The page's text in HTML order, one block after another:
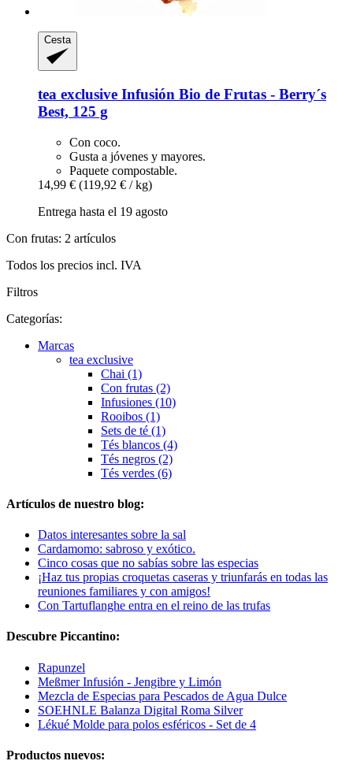
Cesta
tea exclusive Infusión Bio de Frutas -​ Berry´s
Best, 125 g
Con coco.
Gusta a jóvenes y mayores.
Paquete compostable.
14,99 € (119,92 € / kg)
Entrega hasta el 19 agosto
Con frutas: 2 artículos
Todos los precios incl. IVA
Filtros
Categorías:
Marcas
tea exclusive
Chai (1)
Con frutas (2)
Infusiones (10)
Rooibos (1)
Sets de té (1)
Tés blancos (4)
Tés negros (2)
Tés verdes (6)
Artículos de nuestro blog:
Datos interesantes sobre la sal
Cardamomo: sabroso y exótico.
Cinco cosas que no sabías sobre las especias
¡Haz tus propias croquetas caseras y triunfarás en todas las
reuniones familiares y con amigos!
Con Tartuflanghe entra en el reino de las trufas
Descubre Piccantino:
Rapunzel
Meßmer Infusión - Jengibre y Limón
Mezcla de Especias para Pescados de Agua Dulce
SOEHNLE Balanza Digital Roma Silver
Lékué Molde para polos esféricos - Set de 4
Productos nuevos: